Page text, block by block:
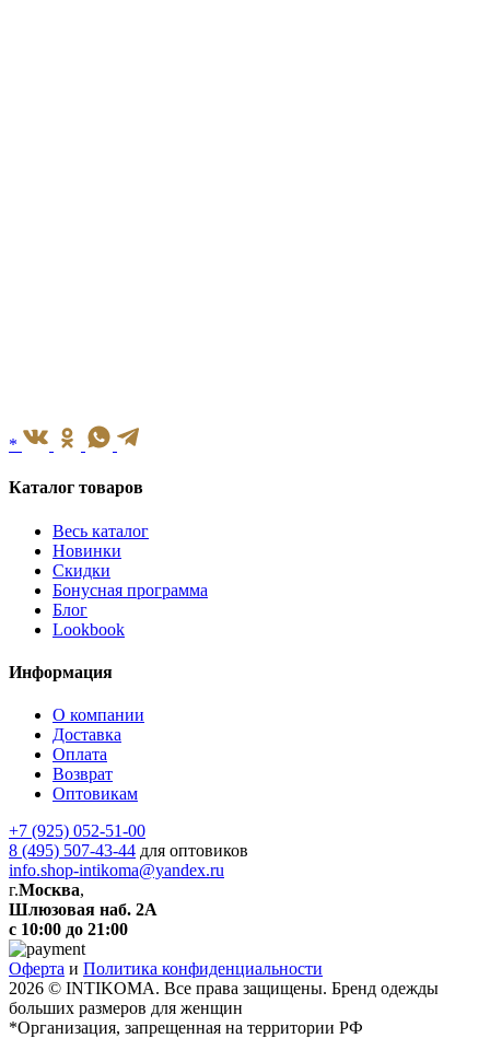
*
Каталог товаров
Весь каталог
Новинки
Скидки
Бонусная программа
Блог
Lookbook
Информация
О компании
Доставка
Оплата
Возврат
Оптовикам
+7 (925) 052-51-00
8 (495) 507-43-44 для оптовиков
info.shop-intikoma@yandex.ru
г.Москва,
Шлюзовая наб. 2А
с 10:00 до 21:00
Оферта и Политика конфиденциальности
2026 © INTIKOMA. Все права защищены. Бренд одежды
больших размеров для женщин
*Организация, запрещенная на территории РФ